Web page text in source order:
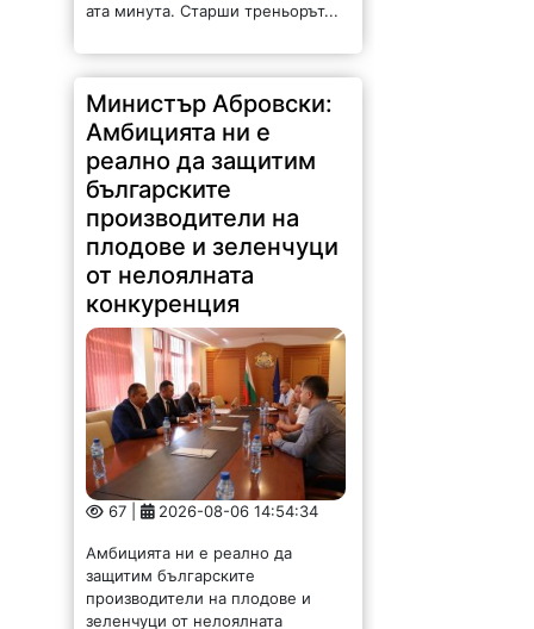
ата минута. Старши треньорът...
Министър Абровски:
Амбицията ни е
реално да защитим
българските
производители на
плодове и зеленчуци
от нелоялната
конкуренция
67 | 2026-08-06 14:54:34
Амбицията ни е реално да
защитим българските
производители на плодове и
зеленчуци от нелоялната